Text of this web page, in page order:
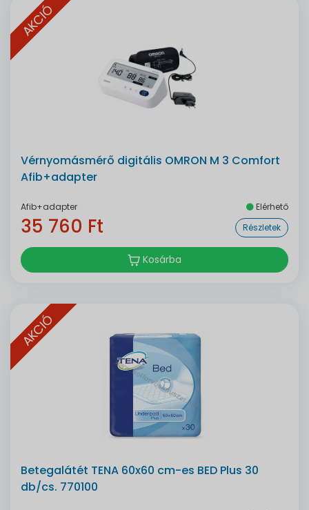
AKCIÓ
Vérnyomásmérő digitális OMRON M 3 Comfort
Afib+adapter
Afib+adapter Elérhető
35 760 Ft Részletek
Kosárba
AKCIÓ
Betegalátét TENA 60x60 cm-es BED Plus 30
db/cs. 770100